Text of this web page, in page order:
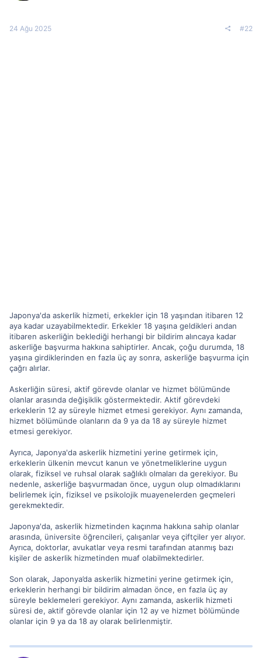
24 Ağu 2025 #22
Japonya'da askerlik hizmeti, erkekler için 18 yaşından itibaren 12
aya kadar uzayabilmektedir. Erkekler 18 yaşına geldikleri andan
itibaren askerliğin beklediği herhangi bir bildirim alıncaya kadar
askerliğe başvurma hakkına sahiptirler. Ancak, çoğu durumda, 18
yaşına girdiklerinden en fazla üç ay sonra, askerliğe başvurma için
çağrı alırlar.
Askerliğin süresi, aktif görevde olanlar ve hizmet bölümünde
olanlar arasında değişiklik göstermektedir. Aktif görevdeki
erkeklerin 12 ay süreyle hizmet etmesi gerekiyor. Aynı zamanda,
hizmet bölümünde olanların da 9 ya da 18 ay süreyle hizmet
etmesi gerekiyor.
Ayrıca, Japonya'da askerlik hizmetini yerine getirmek için,
erkeklerin ülkenin mevcut kanun ve yönetmeliklerine uygun
olarak, fiziksel ve ruhsal olarak sağlıklı olmaları da gerekiyor. Bu
nedenle, askerliğe başvurmadan önce, uygun olup olmadıklarını
belirlemek için, fiziksel ve psikolojik muayenelerden geçmeleri
gerekmektedir.
Japonya'da, askerlik hizmetinden kaçınma hakkına sahip olanlar
arasında, üniversite öğrencileri, çalışanlar veya çiftçiler yer alıyor.
Ayrıca, doktorlar, avukatlar veya resmi tarafından atanmış bazı
kişiler de askerlik hizmetinden muaf olabilmektedirler.
Son olarak, Japonya’da askerlik hizmetini yerine getirmek için,
erkeklerin herhangi bir bildirim almadan önce, en fazla üç ay
süreyle beklemeleri gerekiyor. Aynı zamanda, askerlik hizmeti
süresi de, aktif görevde olanlar için 12 ay ve hizmet bölümünde
olanlar için 9 ya da 18 ay olarak belirlenmiştir.